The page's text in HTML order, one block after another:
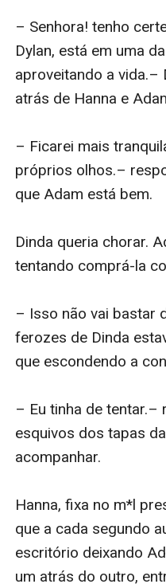
– Senhora! tenho
Dylan, está em uma
aproveitando a vida.–
atrás de Hanna e
– Ficarei mais
próprios olhos.–
que Adam está bem.
Dinda queria chorar.
tentando comprá-la
– Isso não vai bastar
ferozes de Dinda
que escondendo a
– Eu tinha de tentar.–
esquivos dos tapas
acompanhar.
Hanna, fixa no m*l
que a cada segundo
escritório deixando
um atrás do outro,